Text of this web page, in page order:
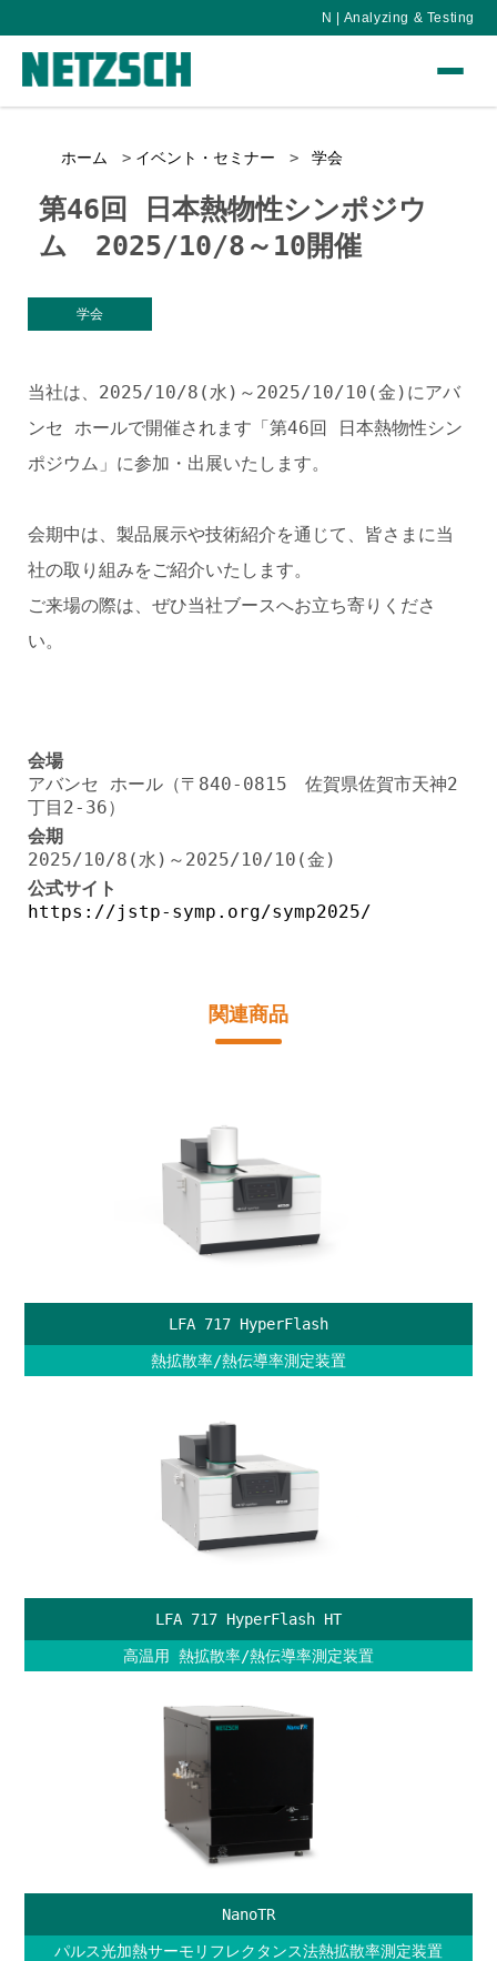
N | Analyzing & Testing
ホーム イベント・セミナー 学会
第46回 日本熱物性シンポジウ
ム 2025/10/8～10開催
学会
当社は、2025/10/8(水)～2025/10/10(金)にアバ
ンセ ホールで開催されます「第46回 日本熱物性シン
ポジウム」に参加・出展いたします。
会期中は、製品展示や技術紹介を通じて、皆さまに当
社の取り組みをご紹介いたします。
ご来場の際は、ぜひ当社ブースへお立ち寄りくださ
い。
会場
アバンセ ホール（〒840-0815 佐賀県佐賀市天神2
丁目2-36）
会期
2025/10/8(水)～2025/10/10(金)
公式サイト
https://jstp-symp.org/symp2025/
関連商品
LFA 717 HyperFlash
熱拡散率/熱伝導率測定装置
LFA 717 HyperFlash HT
高温用 熱拡散率/熱伝導率測定装置
NanoTR
パルス光加熱サーモリフレクタンス法熱拡散率測定装置